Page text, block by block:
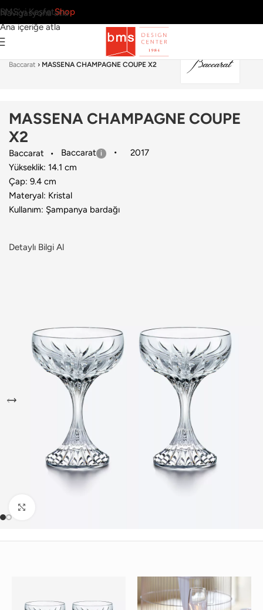
Navigasyona atla
Ana içeriğe atla
BMS’yi KeşfetShop
Kadeh & Kadeh Seti›
Baccarat › MASSENA CHAMPAGNE COUPE X2
MASSENA CHAMPAGNE COUPE
X2
Baccarat Baccarat
2017
Yükseklik: 14.1 cm
Çap: 9.4 cm
Materyal: Kristal
Kullanım: Şampanya bardağı
Detaylı Bilgi Al